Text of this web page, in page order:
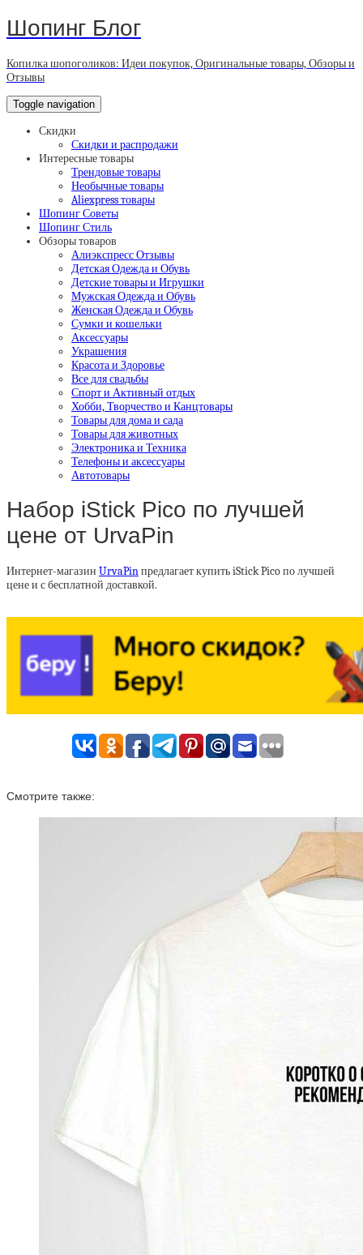
Шопинг Блог
Копилка шопоголиков: Идеи покупок, Оригинальные товары, Обзоры и
Отзывы
Toggle navigation
Скидки
Скидки и распродажи
Интересные товары
Трендовые товары
Необычные товары
Aliexpress товары
Шопинг Советы
Шопинг Стиль
Обзоры товаров
Алиэкспресс Отзывы
Детская Одежда и Обувь
Детские товары и Игрушки
Мужская Одежда и Обувь
Женская Одежда и Обувь
Сумки и кошельки
Аксессуары
Украшения
Красота и Здоровье
Все для свадьбы
Спорт и Активный отдых
Хобби, Творчество и Канцтовары
Товары для дома и сада
Товары для животных
Электроника и Техника
Телефоны и аксессуары
Автотовары
Набор iStick Pico по лучшей
цене от UrvaPin
Интернет-магазин UrvaPinпредлагает купить iStick Pico по лучшей
цене и с бесплатной доставкой.
Смотрите также: